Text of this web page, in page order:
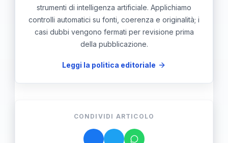
strumenti di intelligenza artificiale. Applichiamo
controlli automatici su fonti, coerenza e originalità; i
casi dubbi vengono fermati per revisione prima
della pubblicazione.
Leggi la politica editoriale
CONDIVIDI ARTICOLO